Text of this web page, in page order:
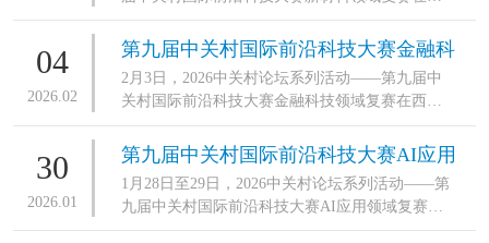
全球卖”的金字招牌。
关村新兴产业前沿技术研究院举办。
04
2026.02
第九届中关村国际前沿科技大赛金融科
技领域TOP10名单揭晓
2月3日，2026中关村论坛系列活动——第九届中
关村国际前沿科技大赛金融科技领域复赛在西城
区新动力金融科技中心举办。
30
2026.01
第九届中关村国际前沿科技大赛AI应用
领域TOP10名单揭晓
1月28日至29日，2026中关村论坛系列活动——第
九届中关村国际前沿科技大赛AI应用领域复赛在
京举办。